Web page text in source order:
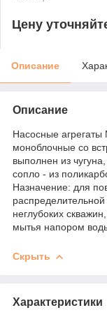
Цену
Описание
Описание
Насосные
моноблочные со
выполнен из
сопло - из
Назначение: для
неглубоких
мытья напором
Скрыть
Характеристики